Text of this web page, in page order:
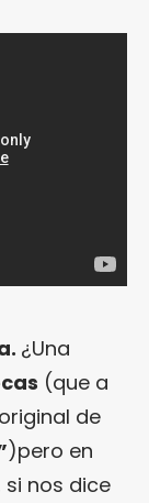
¿Una
(que a
de
)pero en
si nos dice